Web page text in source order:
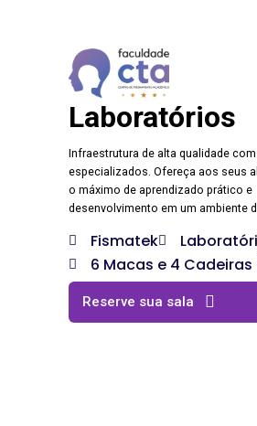
Laboratórios
Infraestrutura de alta qualidade
especializados. Ofereça aos seus
o máximo de aprendizado prático e
desenvolvimento em um ambiente
Fismatek
6 Macas e 4
Reserve sua sala